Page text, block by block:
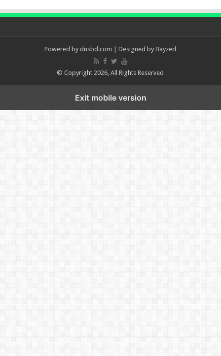
Powered by dnsbd.com | Designed byBayzed
© Copyright 2026, All Rights Reserved
Exit mobile version